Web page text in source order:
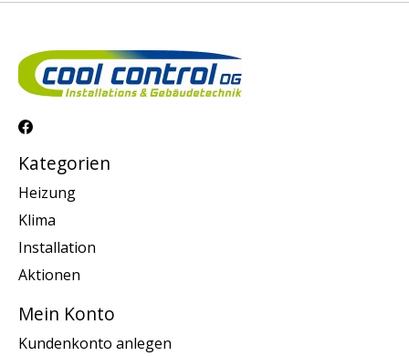
Kategorien
Heizung
Klima
Installation
Aktionen
Mein Konto
Kundenkonto anlegen